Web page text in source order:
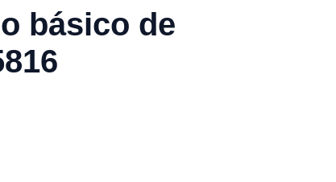
básico de